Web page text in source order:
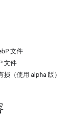
文件
文件
损（使用 alpha 版）